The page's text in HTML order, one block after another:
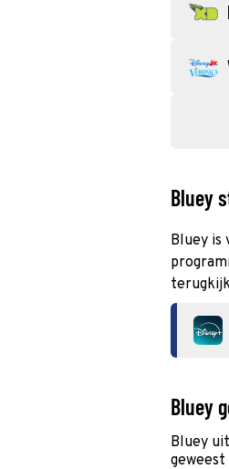
Bluey
Bluey is
Bluey
Bluey